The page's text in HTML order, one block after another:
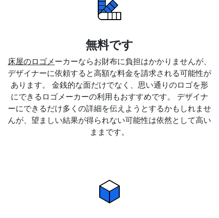
無料です
床屋のロゴメ ーカーならお財布に負担はかかりませんが、
デザイナーに依頼すると高額な料金を請求される可能性が
あります。 金銭的な面だけでなく、思い通りのロゴを形
にできるロゴメーカーの利用もおすすめです。 デザイナ
ーにできるだけ多くの詳細を伝えようとするかもしれませ
んが、望ましい結果が得られない可能性は依然として高い
ままです。